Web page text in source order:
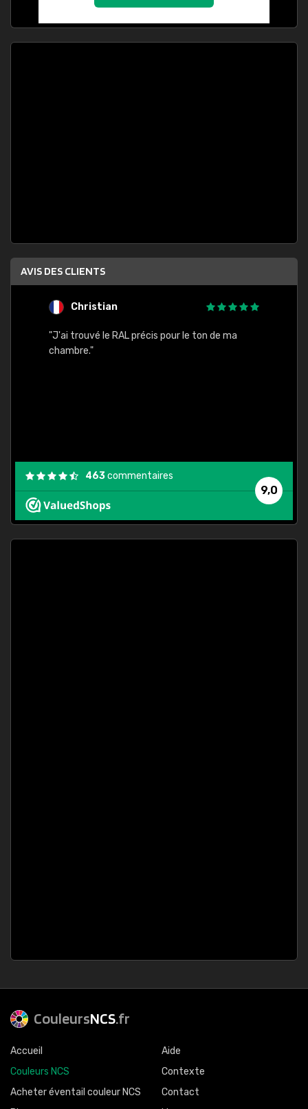
AVIS DES CLIENTS
Christian
"J'ai trouvé le RAL précis pour le ton de ma
chambre."
9,0
463commentaires
CouleursNCS.fr
Accueil
Couleurs NCS
Acheter éventail couleur NCS
Aide
Contexte
Contact